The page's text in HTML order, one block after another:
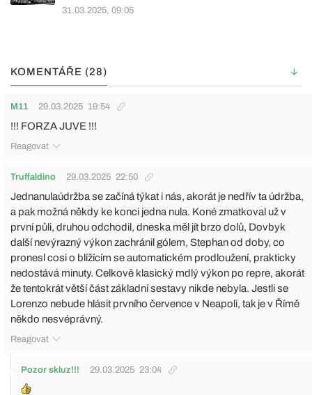
31.03.2025, 09:05
KOMENTÁŘE (28)
M11 29.03.2025 19:54
!!! FORZA JUVE !!!
Reagovat
Truffaldino 29.03.2025 22:50
Jednanulaúdržba se začíná týkat i nás, akorát je nedřív ta údržba,
a pak možná někdy ke konci jedna nula. Koné zmatkoval už v
první půli, druhou odchodil, dneska měl jít brzo dolů, Dovbyk
další nevýrazný výkon zachránil gólem, Stephan od doby, co
pronesl cosi o blížícím se automatickém prodloužení, prakticky
nedostává minuty. Celkově klasický mdlý výkon po repre, akorát
že tentokrát větší část základní sestavy nikde nebyla. Jestli se
Lorenzo nebude hlásit prvního července v Neapoli, tak je v Římě
někdo nesvéprávný.
Reagovat
Pozor skluz!!! 29.03.2025 23:04